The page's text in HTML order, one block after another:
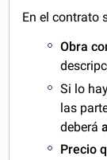
En el contrato
Obra
Si lo
las
deberá
Precio